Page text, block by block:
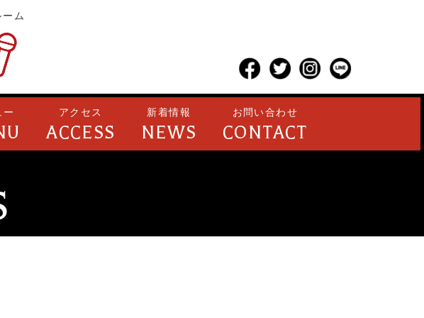
ム
ー アクセス
ACCESS
新着情報
NEWS
お問い合わせ
CONTACT